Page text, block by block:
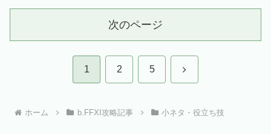
次のページ
1 2 5 次
ホーム b.FFXI攻略記事 小ネタ・役立ち技